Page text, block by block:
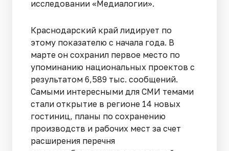
исследовании «Медиалогии».
Краснодарский край лидирует по
этому показателю с начала года. В
марте он сохранил первое место по
упоминанию национальных проектов с
результатом 6,589 тыс. сообщений.
Самыми интересными для СМИ темами
стали открытие в регионе 14 новых
гостиниц, планы по сохранению
производств и рабочих мест за счет
расширения перечня